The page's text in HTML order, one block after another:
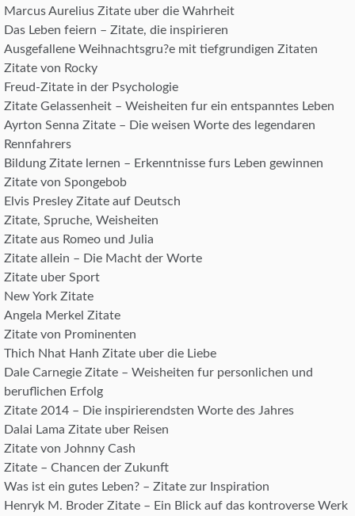
Marcus Aurelius Zitate uber die Wahrheit
Das Leben feiern – Zitate, die inspirieren
Ausgefallene Weihnachtsgru?e mit tiefgrundigen Zitaten
Zitate von Rocky
Freud-Zitate in der Psychologie
Zitate Gelassenheit – Weisheiten fur ein entspanntes Leben
Ayrton Senna Zitate – Die weisen Worte des legendaren
Rennfahrers
Bildung Zitate lernen – Erkenntnisse furs Leben gewinnen
Zitate von Spongebob
Elvis Presley Zitate auf Deutsch
Zitate, Spruche, Weisheiten
Zitate aus Romeo und Julia
Zitate allein – Die Macht der Worte
Zitate uber Sport
New York Zitate
Angela Merkel Zitate
Zitate von Prominenten
Thich Nhat Hanh Zitate uber die Liebe
Dale Carnegie Zitate – Weisheiten fur personlichen und
beruflichen Erfolg
Zitate 2014 – Die inspirierendsten Worte des Jahres
Dalai Lama Zitate uber Reisen
Zitate von Johnny Cash
Zitate – Chancen der Zukunft
Was ist ein gutes Leben? – Zitate zur Inspiration
Henryk M. Broder Zitate – Ein Blick auf das kontroverse Werk